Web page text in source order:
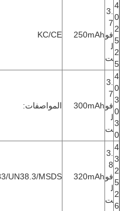
4
0
2
5
2
5
3.
7
فو
ل
ت
250mAh
KC/CE
4
0
3
0
3
0
3.
7
فو
ل
ت
300mAh المواصفات:
4
3
2
5
2
6
3.
8
فو
ل
ت
320mAh
UN38.3/MSDS